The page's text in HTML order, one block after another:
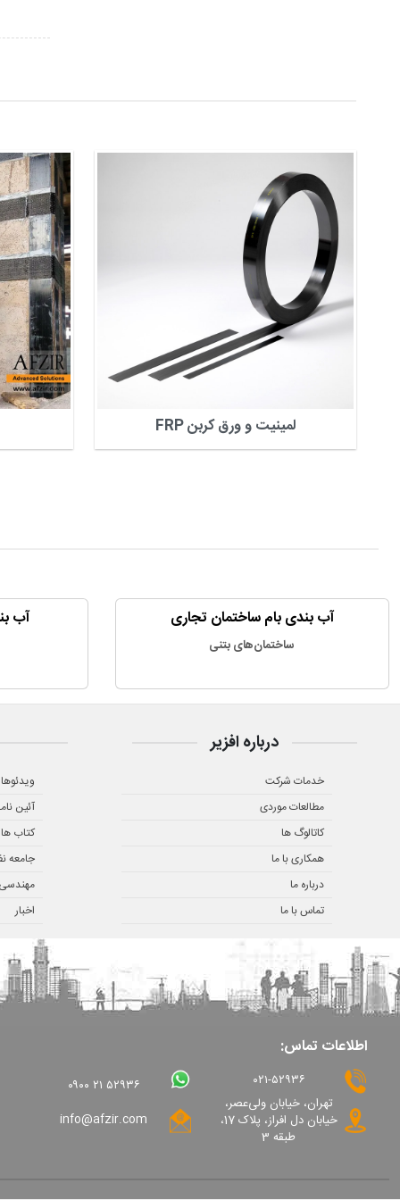
لمینیت و ورق کربن FRP
آب بندی بام ساختمان تجاری
ساختمان‌های بتنی
آب
درباره افزیر
خدمات شرکت
مطالعات موردی
کاتالوگ ها
همکاری با ما
درباره ما
تماس با ما
ویدئوها
آئین
کتاب ها
جامعه
مهندسی
اخبار
اطلاعات تماس:
۰۲۱-۵۲۹۳۶
تهران، خیابان ولی‌عصر،
خیابان دل افراز، پلاک 17،
طبقه 3
۰۹۰۰ ۲۱ ۵۲۹۳۶
info@afzir.com